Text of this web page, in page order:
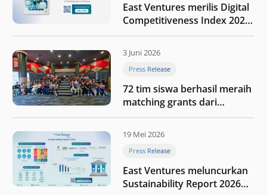
East Ventures merilis Digital
Competitiveness Index 2026,
menyoroti fase transformasi
digital Indonesia selanjutnya
3 Juni 2026
Press Release
72 tim siswa berhasil meraih
matching grants dari
program My First $1000
19 Mei 2026
Press Release
East Ventures meluncurkan
Sustainability Report 2026